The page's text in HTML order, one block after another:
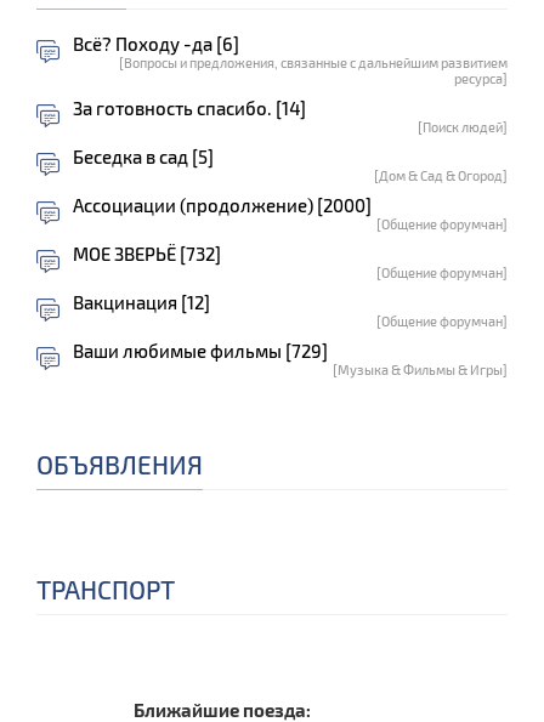
Всё? Походу -да [6]
[Вопросы и предложения, связанные с дальнейшим развитием
ресурса]
За готовность спасибо. [14]
[Поиск людей]
Беседка в сад [5]
[Дом & Сад & Огород]
Ассоциации (продолжение) [2000]
[Общение форумчан]
МОЕ ЗВЕРЬЁ [732]
[Общение форумчан]
Вакцинация [12]
[Общение форумчан]
Ваши любимые фильмы [729]
[Музыка & Фильмы & Игры]
ОБЪЯВЛЕНИЯ
ТРАНСПОРТ
Ближайшие поезда: